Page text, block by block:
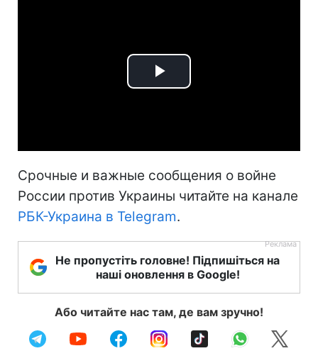
Play
Срочные и важные сообщения о войне
России против Украины читайте на канале
РБК-Украина в Telegram.
Не пропустіть головне! Підпишіться на
наші оновлення в Google!
Або читайте нас там, де вам зручно!